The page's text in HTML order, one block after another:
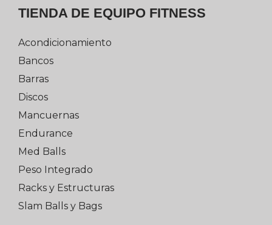
TIENDA DE EQUIPO FITNESS
Acondicionamiento
Bancos
Barras
Discos
Mancuernas
Endurance
Med Balls
Peso Integrado
Racks y Estructuras
Slam Balls y Bags